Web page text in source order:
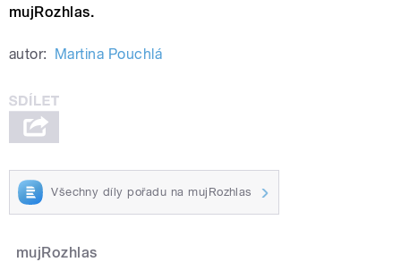
mujRozhlas.
autor: Martina Pouchlá
Všechny díly pořadu na mujRozhlas
mujRozhlas